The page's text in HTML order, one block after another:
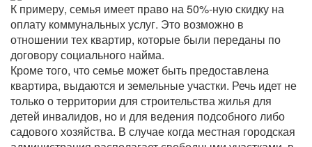
К примеру, семья имеет право на 50%-ную скидку на
оплату коммунальных услуг. Это возможно в
отношении тех квартир, которые были переданы по
договору социального найма.
Кроме того, что семье может быть предоставлена
квартира, выдаются и земельные участки. Речь идет не
только о территории для строительства жилья для
детей инвалидов, но и для ведения подсобного либо
садового хозяйства. В случае когда местная городская